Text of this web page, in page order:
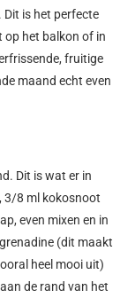
is het perfecte
op het balkon of in
fruitige
maand echt even
Dit is wat er in
3/8 ml kokosnoot
even mixen en in
(dit maakt
heel mooi uit)
de rand van het